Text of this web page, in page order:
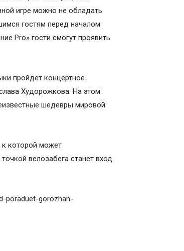
игре можно не обладать
гостям перед началом
Pro» гости смогут проявить
пройдет концертное
Худорожкова. На этом
шедевры мировой
к которой может
велозабега станет вход
poraduet-gorozhan-